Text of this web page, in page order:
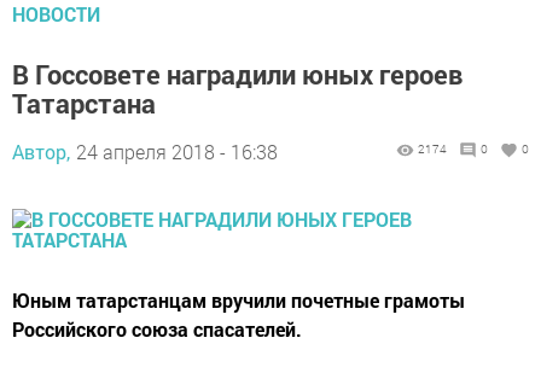
НОВОСТИ
В Госсовете наградили юных героев
Татарстана
Автор, 24 апреля 2018 - 16:38 2174 0 0
Юным татарстанцам вручили почетные грамоты
Российского союза спасателей.